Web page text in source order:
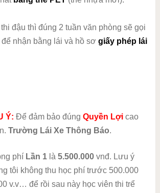
đậu thì đúng 2 tuần văn phòng sẽ gọi
nhận bằng lái và hồ sơ giấy phép lái
Ý: Để đảm bảo đúng Quyền Lợicao
Trường Lái Xe Thông Báo.
phí Lần 1là 5.500.000vnđ. Lưu ý
tôi không thu học phí trước 500.000
v.v… để rồi sau này học viên thi trể